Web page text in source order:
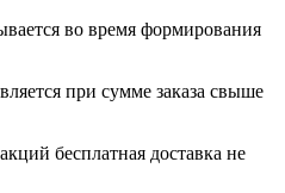
во время формирования
при сумме заказа свыше
бесплатная доставка не